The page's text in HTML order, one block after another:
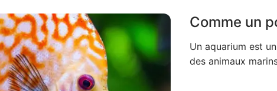
Comme un
Un aquarium est
des animaux